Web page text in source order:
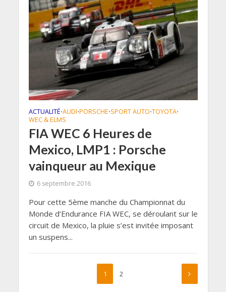
ACTUALITÉ•AUDI•PORSCHE•SPORT AUTO•TOYOTA•
WEC & ELMS
FIA WEC 6 Heures de
Mexico, LMP1 : Porsche
vainqueur au Mexique
6 septembre 2016
Pour cette 5ème manche du Championnat du
Monde d’Endurance FIA WEC, se déroulant sur le
circuit de Mexico, la pluie s’est invitée imposant
un suspens...
1 2